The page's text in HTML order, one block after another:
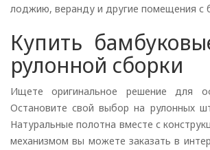
лоджию, веранду и другие помещения с
Купить
рулонной сборки
Ищете оригинальное решение для
Остановите свой выбор на рулонных
Натуральные полотна вместе с
механизмом вы можете заказать в